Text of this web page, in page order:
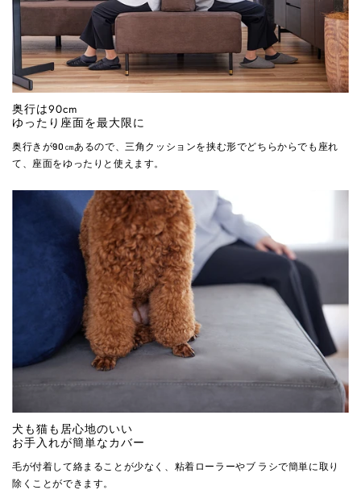
奥行は90cm
ゆったり座面を最大限に
奥行きが90㎝あるので、三角クッションを挟む形でどちらからでも座れ
て、座面をゆったりと使えます。
犬も猫も居心地のいい
お手入れが簡単なカバー
毛が付着して絡まることが少なく、粘着ローラーやブ ラシで簡単に取り
除くことができます。